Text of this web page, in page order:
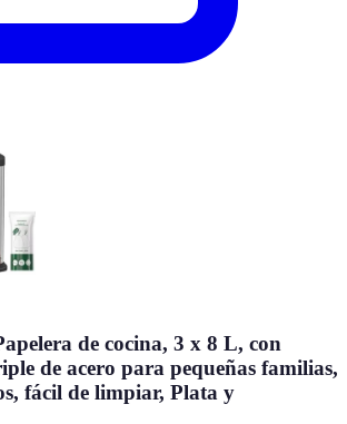
de cocina, 3 x 8 L, con
de acero para pequeñas familias,
fácil de limpiar, Plata y